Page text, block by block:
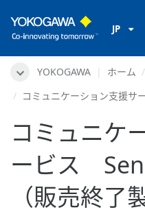
JP
YOKOGAWA ホーム
コミュニケーション支援
コミュニケ
ービス
（販売終了